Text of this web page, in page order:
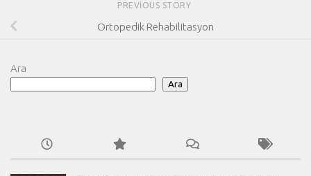
PREVIOUS STORY
Ortopedik Rehabilitasyon
Ara
Ara